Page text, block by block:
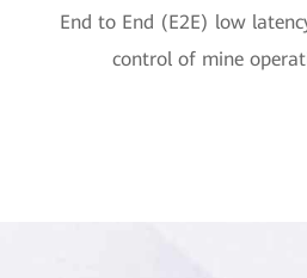
End to End (E2E) low
control of mine